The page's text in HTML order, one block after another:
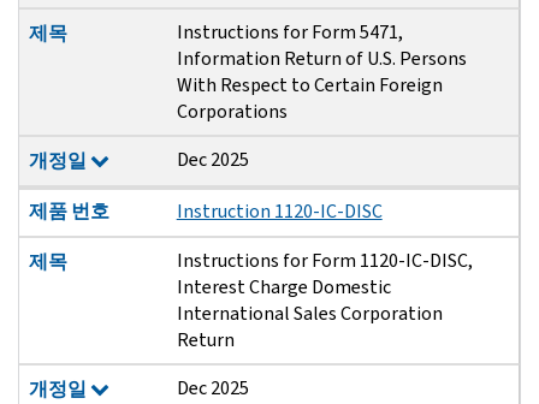
제목
Instructions for Form 5471,
Information Return of U.S. Persons
With Respect to Certain Foreign
Corporations
개정일
Dec 2025
제품 번호
Instruction 1120-IC-DISC
제목
Instructions for Form 1120-IC-DISC,
Interest Charge Domestic
International Sales Corporation
Return
개정일
Dec 2025